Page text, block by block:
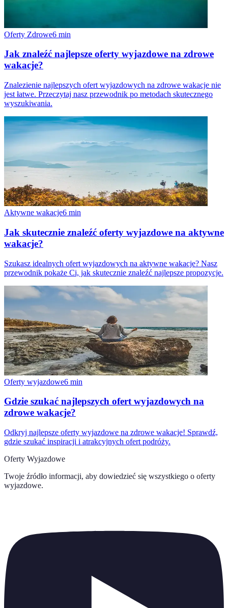
Oferty Zdrowe6 min
Jak znaleźć najlepsze oferty wyjazdowe na zdrowe
wakacje?
Znalezienie najlepszych ofert wyjazdowych na zdrowe wakacje nie
jest łatwe. Przeczytaj nasz przewodnik po metodach skutecznego
wyszukiwania.
Aktywne wakacje6 min
Jak skutecznie znaleźć oferty wyjazdowe na aktywne
wakacje?
Szukasz idealnych ofert wyjazdowych na aktywne wakacje? Nasz
przewodnik pokaże Ci, jak skutecznie znaleźć najlepsze propozycje.
Oferty wyjazdowe6 min
Gdzie szukać najlepszych ofert wyjazdowych na
zdrowe wakacje?
Odkryj najlepsze oferty wyjazdowe na zdrowe wakacje! Sprawdź,
gdzie szukać inspiracji i atrakcyjnych ofert podróży.
Oferty Wyjazdowe
Twoje źródło informacji, aby dowiedzieć się wszystkiego o oferty
wyjazdowe.